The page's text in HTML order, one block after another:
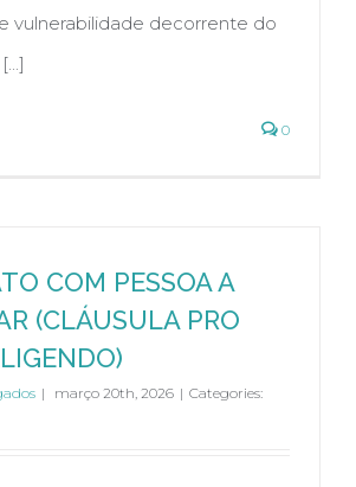
vulnerabilidade decorrente do
0
COM PESSOA A
(CLÁUSULA PRO
| março 20th, 2026 | Categories: